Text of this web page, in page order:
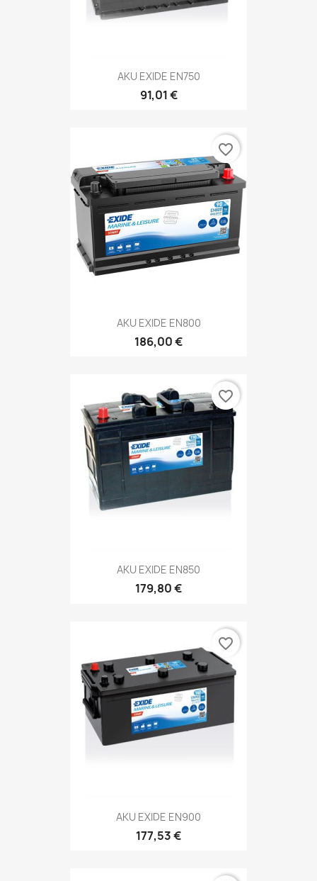
AKU EXIDE EN750
91,01 €
AKU EXIDE EN800
186,00 €
favorite_border
AKU EXIDE EN850
179,80 €
favorite_border
AKU EXIDE EN900
177,53 €
favorite_border